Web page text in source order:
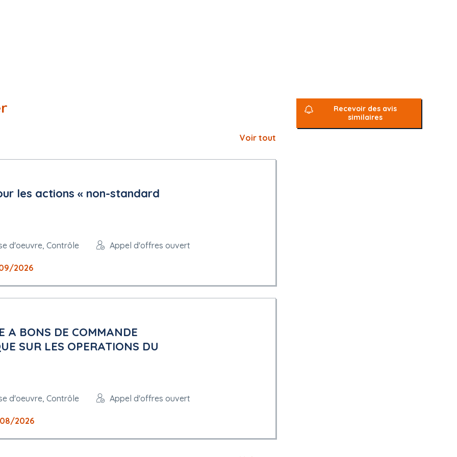
Voir tout
les actions « non-standard
d'oeuvre, Contrôle Appel d'offres ouvert
2026
A BONS DE COMMANDE
SUR LES OPERATIONS DU
d'oeuvre, Contrôle Appel d'offres ouvert
2026
Recevoir des avis
similaires